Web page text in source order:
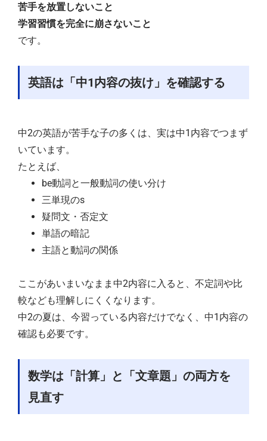
苦手を放置しないこと
学習習慣を完全に崩さないこと
です。
英語は「中1内容の抜け」を確認する
中2の英語が苦手な子の多くは、実は中1内容でつまず
いています。
たとえば、
be動詞と一般動詞の使い分け
三単現のs
疑問文・否定文
単語の暗記
主語と動詞の関係
ここがあいまいなまま中2内容に入ると、不定詞や比
較なども理解しにくくなります。
中2の夏は、今習っている内容だけでなく、中1内容の
確認も必要です。
数学は「計算」と「文章題」の両方を
見直す